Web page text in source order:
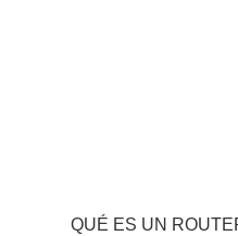
QUÉ ES UN